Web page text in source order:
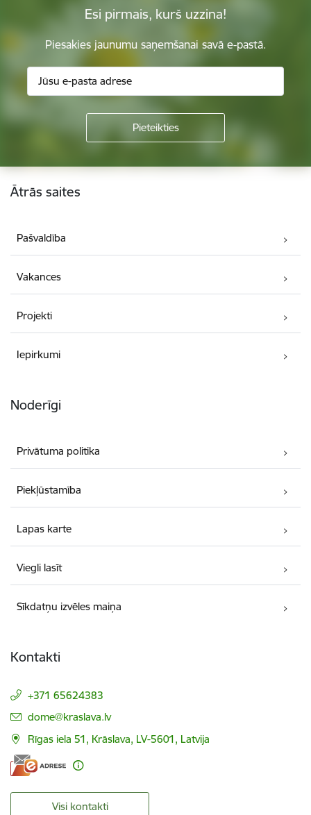
Esi pirmais, kurš uzzina!
Piesakies jaunumu saņemšanai savā e-pastā.
Kājene
Ātrās saites
Pašvaldība
Vakances
Projekti
Iepirkumi
Noderīgi
Privātuma politika
Piekļūstamība
Lapas karte
Viegli lasīt
Sīkdatņu izvēles maiņa
Kontakti
+371 65624383
E-pasts:
dome@kraslava.lv
Rīgas iela 51, Krāslava, LV-5601, Latvija
Visi kontakti